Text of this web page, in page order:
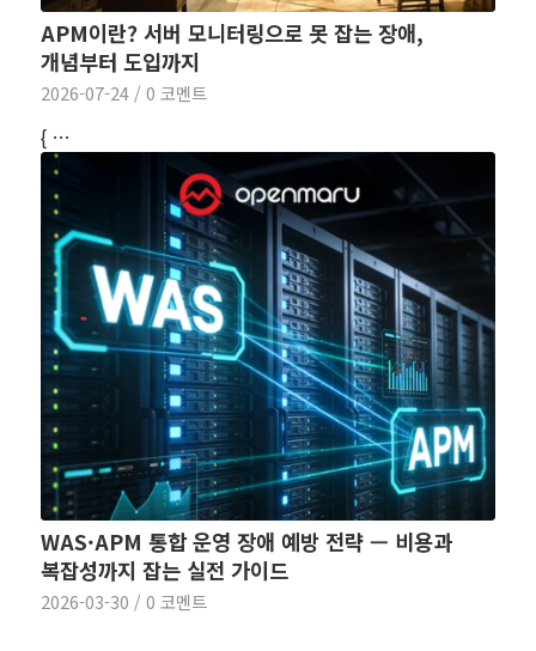
APM이란? 서버 모니터링으로 못 잡는 장애,
개념부터 도입까지
2026-07-24 / 0 코멘트
{ …
WAS·APM 통합 운영 장애 예방 전략 — 비용과
복잡성까지 잡는 실전 가이드
2026-03-30 / 0 코멘트